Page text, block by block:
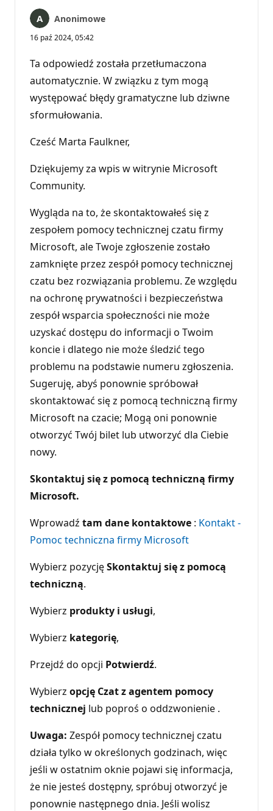
Anonimowe
16 paź 2024, 05:42
Ta odpowiedź została przetłumaczona
automatycznie. W związku z tym mogą
występować błędy gramatyczne lub dziwne
sformułowania.
Cześć Marta Faulkner,
Dziękujemy za wpis w witrynie Microsoft
Community.
Wygląda na to, że skontaktowałeś się z
zespołem pomocy technicznej czatu firmy
Microsoft, ale Twoje zgłoszenie zostało
zamknięte przez zespół pomocy technicznej
czatu bez rozwiązania problemu. Ze względu
na ochronę prywatności i bezpieczeństwa
zespół wsparcia społeczności nie może
uzyskać dostępu do informacji o Twoim
koncie i dlatego nie może śledzić tego
problemu na podstawie numeru zgłoszenia.
Sugeruję, abyś ponownie spróbował
skontaktować się z pomocą techniczną firmy
Microsoft na czacie; Mogą oni ponownie
otworzyć Twój bilet lub utworzyć dla Ciebie
nowy.
Skontaktuj się z pomocą techniczną firmy
Microsoft.
Wprowadź tam dane kontaktowe : Kontakt -
Pomoc techniczna firmy Microsoft
Wybierz pozycjęSkontaktuj się z pomocą
techniczną.
Wybierz produkty i usługi,
Wybierz kategorię,
Przejdź do opcji Potwierdź.
Wybierz opcję Czat z agentem pomocy
technicznej lub poproś o oddzwonienie .
Uwaga: Zespół pomocy technicznej czatu
działa tylko w określonych godzinach, więc
jeśli w ostatnim oknie pojawi się informacja,
że nie jesteś dostępny, spróbuj otworzyć je
ponownie następnego dnia. Jeśli wolisz